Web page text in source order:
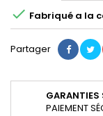
 Fabriqué a la
Partager
GARANTIES
PAIEMENT